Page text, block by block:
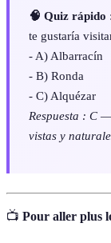
🧠 Quiz rápido
te gustaría
- A) Albarracín
- B) Ronda
- C) Alquézar
Respuesta : C
vistas y
📺 Pour aller plus